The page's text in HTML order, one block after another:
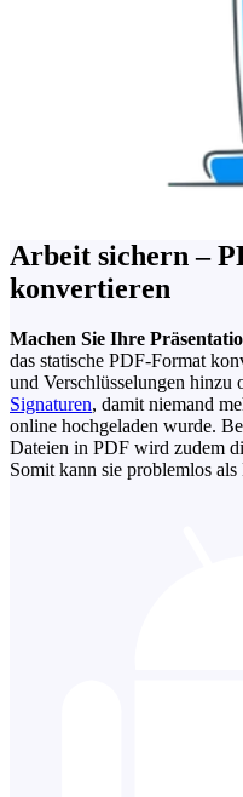
Arbeit sichern –
konvertieren
Machen Sie Ihre
das statische PDF-Format
und Verschlüsselungen hinzu
Signaturen, damit niemand
online hochgeladen wurde.
Dateien in PDF wird zudem
Somit kann sie problemlos